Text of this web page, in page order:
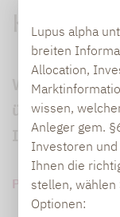
Lupus alpha
breiten
Allocation,
wissen,
Anleger gem.
Investoren
Ihnen die
stellen,
Optionen:
Kunst
Wenn
überlegen
PDF